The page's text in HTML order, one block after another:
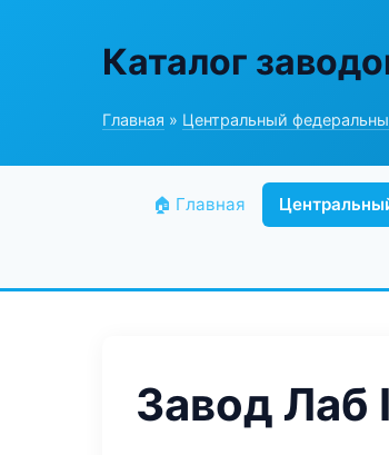
Каталог
Главная » Центральный
🏠 Главная
Завод Лаб